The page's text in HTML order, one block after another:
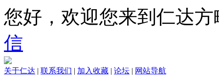
您好，欢迎您来到仁达方
信
关于仁达 | 联系我们 | 加入收藏 | 论坛 | 网站导航